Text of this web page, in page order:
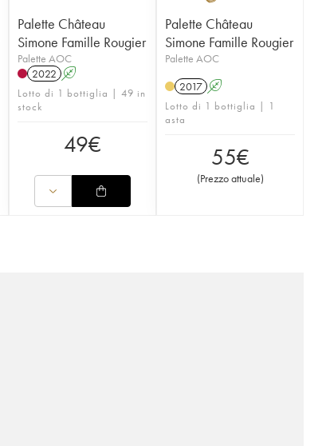
Palette Château
Simone Famille Rougier
Palette AOC
2022 A
Lotto di 1 bottiglia | 49 in
stock
49€
Palette Château
Simone Famille Rougier
Palette AOC
2017 A
Lotto di 1 bottiglia | 1
asta
55€
(Prezzo attuale)